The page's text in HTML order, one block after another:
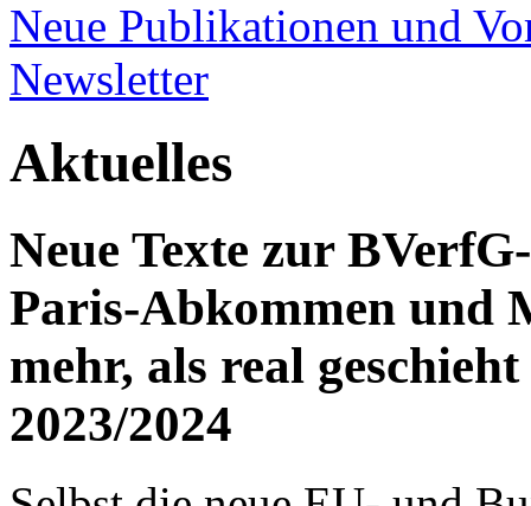
Neue Publikationen und
Newsletter
Aktuelles
Neue Texte zur
Paris-Abkommen und
mehr, als real
2023/2024